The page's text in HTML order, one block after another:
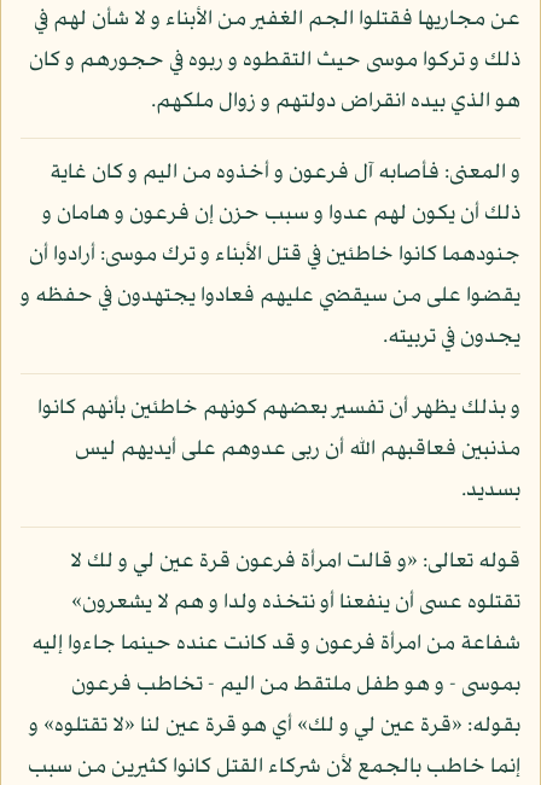
عن مجاريها فقتلوا الجم الغفير من الأبناء و لا شأن لهم في
ذلك و تركوا موسى حيث التقطوه و ربوه في حجورهم و كان
هو الذي بيده انقراض دولتهم و زوال ملكهم.
و المعنى: فأصابه آل فرعون و أخذوه من اليم و كان غاية
ذلك أن يكون لهم عدوا و سبب حزن إن فرعون و هامان و
جنودهما كانوا خاطئين في قتل الأبناء و ترك موسى: أرادوا أن
يقضوا على من سيقضي عليهم فعادوا يجتهدون في حفظه و
يجدون في تربيته.
و بذلك يظهر أن تفسير بعضهم كونهم خاطئين بأنهم كانوا
مذنبين فعاقبهم الله أن ربى عدوهم على أيديهم ليس
بسديد.
قوله تعالى: «و قالت امرأة فرعون قرة عين لي و لك لا
تقتلوه عسى أن ينفعنا أو نتخذه ولدا و هم لا يشعرون»
شفاعة من امرأة فرعون و قد كانت عنده حينما جاءوا إليه
بموسى - و هو طفل ملتقط من اليم - تخاطب فرعون
بقوله: «قرة عين لي و لك» أي هو قرة عين لنا «لا تقتلوه» و
إنما خاطب بالجمع لأن شركاء القتل كانوا كثيرين من سبب